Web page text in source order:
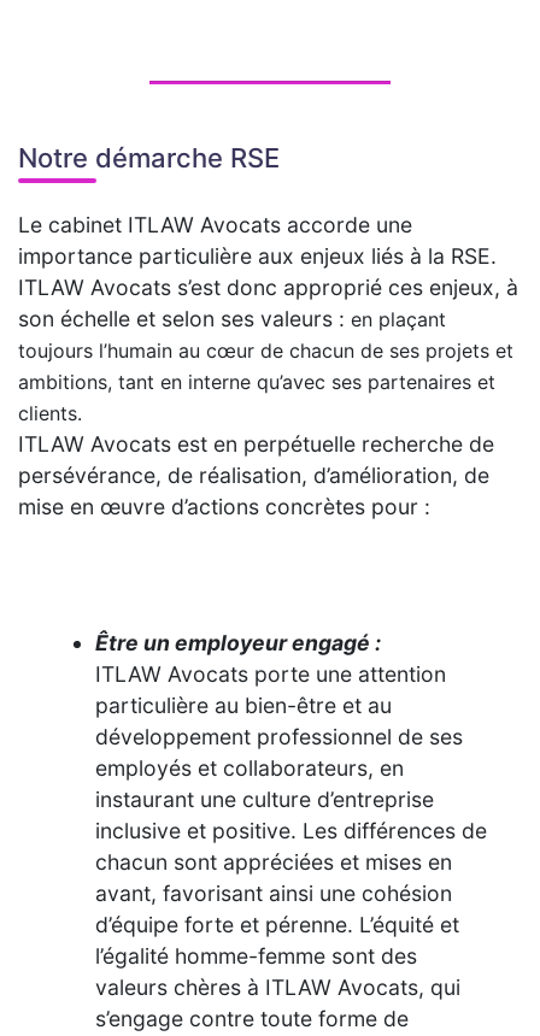
Notre démarche RSE
Le cabinet ITLAW Avocats accorde une
importance particulière aux enjeux liés à la RSE.
ITLAW Avocats s’est donc approprié ces enjeux, à
son échelle et selon ses valeurs : en plaçant
toujours l’humain au cœur de chacun de ses projets et
ambitions, tant en interne qu’avec ses partenaires et
clients.
ITLAW Avocats est en perpétuelle recherche de
persévérance, de réalisation, d’amélioration, de
mise en œuvre d’actions concrètes pour :
Être un employeur engagé :
ITLAW Avocats porte une attention
particulière au bien-être et au
développement professionnel de ses
employés et collaborateurs, en
instaurant une culture d’entreprise
inclusive et positive. Les différences de
chacun sont appréciées et mises en
avant, favorisant ainsi une cohésion
d’équipe forte et pérenne. L’équité et
l’égalité homme-femme sont des
valeurs chères à ITLAW Avocats, qui
s’engage contre toute forme de